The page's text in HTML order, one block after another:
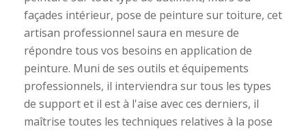
façades intérieur, pose de peinture sur toiture, cet
artisan professionnel saura en mesure de
répondre tous vos besoins en application de
peinture. Muni de ses outils et équipements
professionnels, il interviendra sur tous les types
de support et il est à l'aise avec ces derniers, il
maîtrise toutes les techniques relatives à la pose